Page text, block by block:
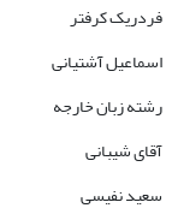
فردریک کرفتر
اسماعیل آشتیانی
رشته زبان خارجه
آقای شیبانی
سعید نفیسی